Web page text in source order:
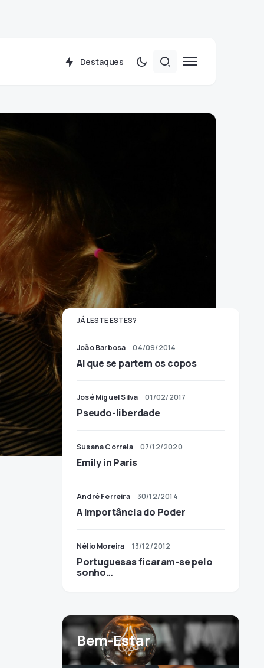
Destaques
JÁ LESTE ESTES?
João Barbosa 04/09/2014
Ai que se partem os copos
José Miguel Silva 01/02/2017
Pseudo-liberdade
Susana Correia 07/12/2020
Emily in Paris
André Ferreira 30/12/2014
A Importância do Poder
Nélio Moreira 13/12/2012
Portuguesas ficaram-se pelo
sonho…
Bem-Estar